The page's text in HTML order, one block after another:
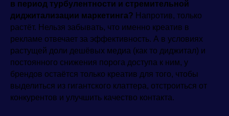
в период турбулентности и стремительной
диджитализации маркетинга? Напротив, только
растёт. Нельзя забывать, что именно креатив в
рекламе отвечает за эффективность. А в условиях
растущей доли дешёвых медиа (как то диджитал) и
постоянного снижения порога доступа к ним, у
брендов остаётся только креатив для того, чтобы
выделиться из гигантского клаттера, отстроиться от
конкурентов и улучшить качество контакта.